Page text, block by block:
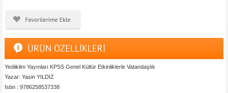
ÜRÜN ÖZELLİKLERİ
Yediiklim Yayınları KPSS Genel Kültür Etkinliklerle Vatandaşlık
Yazar: Yasin YILDIZ
Isbn : 9786258537338